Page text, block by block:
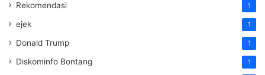
Rekomendasi 1
ejek 1
Donald Trump 1
Diskominfo Bontang 1